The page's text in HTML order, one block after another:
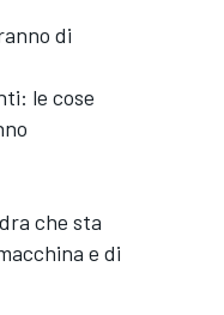
di
le cose
che sta
e di